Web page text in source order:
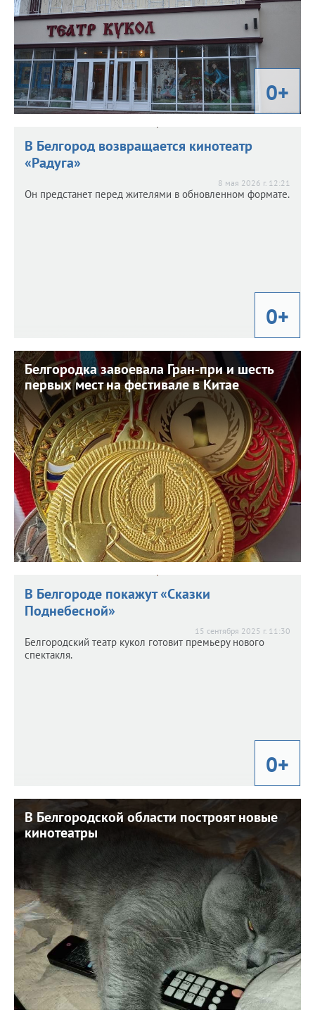
0+
В Белгород возвращается кинотеатр
«Радуга»
8 мая 2026 г. 12:21
Он предстанет перед жителями в обновленном формате.
0+
Белгородка завоевала Гран-при и шесть
первых мест на фестивале в Китае
Белгородка завоевала Гран-при и шесть
первых мест на фестивале в Китае
29 октября 2025 г. 12:16
В правительстве региона рассказали об успехах
ученицы центра образования № 6 Белгорода Софья
Гладких.
В Белгороде покажут «Сказки
Поднебесной»
15 сентября 2025 г. 11:30
Белгородский театр кукол готовит премьеру нового
спектакля.
0+
В Белгородской области построят новые
кинотеатры
В Белгородской области построят новые
кинотеатры
На это выделены федеральные средства.